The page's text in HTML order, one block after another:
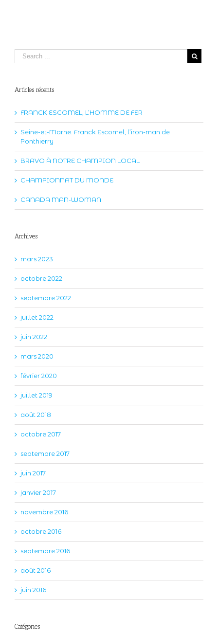
Articles récents
FRANCK ESCOMEL, L’HOMME DE FER
Seine-et-Marne. Franck Escomel, l’iron-man de
Ponthierry
BRAVO À NOTRE CHAMPION LOCAL
CHAMPIONNAT DU MONDE
CANADA MAN-WOMAN
Archives
mars 2023
octobre 2022
septembre 2022
juillet 2022
juin 2022
mars 2020
février 2020
juillet 2019
août 2018
octobre 2017
septembre 2017
juin 2017
janvier 2017
novembre 2016
octobre 2016
septembre 2016
août 2016
juin 2016
Catégories